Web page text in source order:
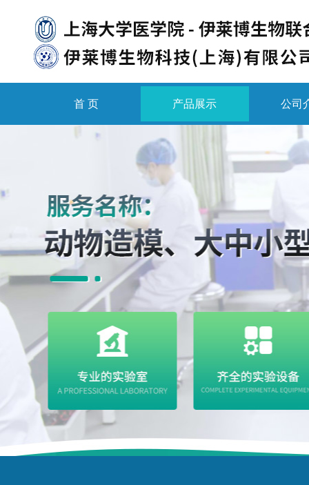
首 页 产品展示 公司